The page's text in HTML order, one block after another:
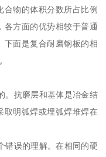
物的体积分数所占比例
各方面的优势相较于普通
下面是复合耐磨钢板的相
。抗磨层和基体是冶金结
取明弧焊或埋弧焊堆焊在
错误的理解。在相同的硬